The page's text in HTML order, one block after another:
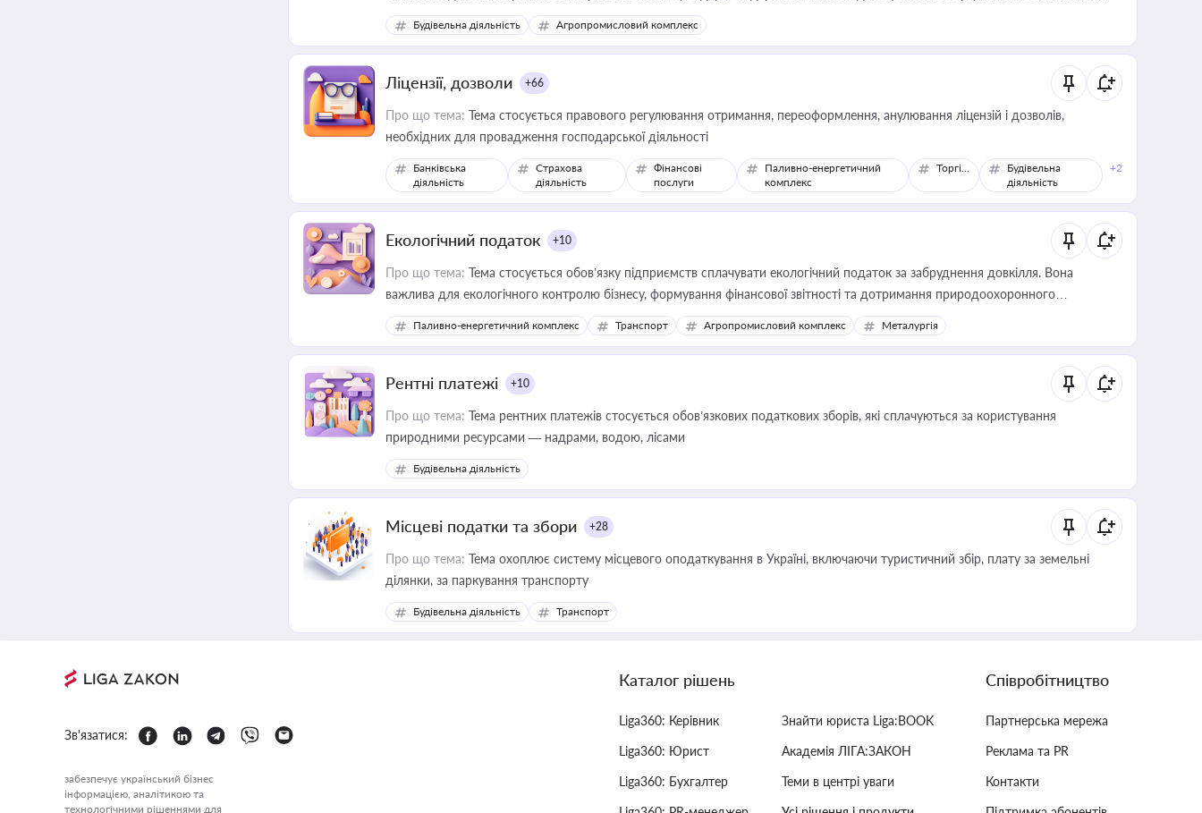
ресурсами
Будівельна діяльність Агропромисловий комплекс
Ліцензії, дозволи +66
Про що тема: Тема стосується правового регулювання отримання, переоформлення, анулювання ліцензій і дозволів,
необхідних для провадження господарської діяльності
Банківська
діяльність
Страхова
діяльність
Фінансові
послуги
Паливно-енергетичний
комплекс
Торгівля
Будівельна
діяльність
+2
Екологічний податок +10
Про що тема: Тема стосується обов’язку підприємств сплачувати екологічний податок за забруднення довкілля. Вона
важлива для екологічного контролю бізнесу, формування фінансової звітності та дотримання природоохоронного
законодавства
Паливно-енергетичний комплекс Транспорт Агропромисловий комплекс Металургія
Рентні платежі +10
Про що тема: Тема рентних платежів стосується обов’язкових податкових зборів, які сплачуються за користування
природними ресурсами — надрами, водою, лісами
Будівельна діяльність
Місцеві податки та збори +28
Про що тема: Тема охоплює систему місцевого оподаткування в Україні, включаючи туристичний збір, плату за земельні
ділянки, за паркування транспорту
Будівельна діяльність Транспорт
Зв'язатися:
забезпечує український бізнес
інформацією, аналітикою та
технологічними рішеннями для
Каталог рішень
Liga360: Керівник
Liga360: Юрист
Liga360: Бухгалтер
Знайти юриста Liga:BOOK
Академія ЛІГА:ЗАКОН
Теми в центрі уваги
Співробітництво
Партнерська мережа
Реклама та PR
Контакти